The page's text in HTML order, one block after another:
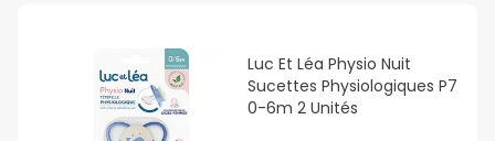
Luc Et Léa Physio Nuit
Sucettes Physiologiques P7
0-6m 2 Unités